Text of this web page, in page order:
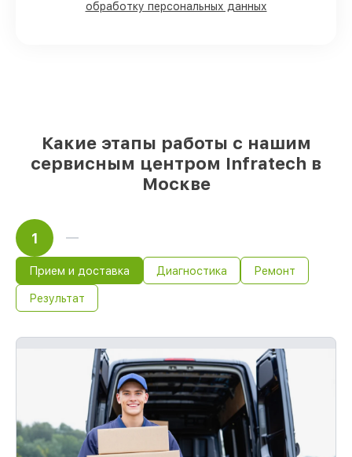
Москве, остальные доступны для
обработку персональных данных
Какие этапы работы с нашим
сервисным центром Infratech в
Москве
1
Прием и доставка Диагностика Ремонт
Результат